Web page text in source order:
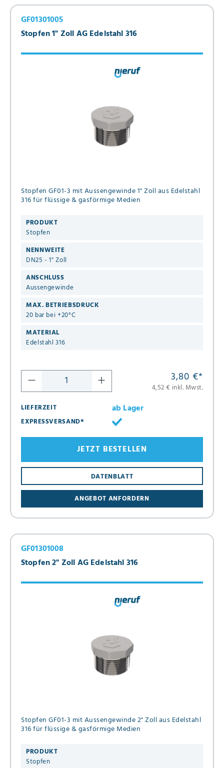
Stopfen 1" Zoll AG Edelstahl 316
GF01301005
Stopfen GF01-3 mit Aussengewinde 1" Zoll aus Edelstahl
316 für flüssige & gasförmige Medien
PRODUKT
Stopfen
NENNWEITE
DN25 - 1" Zoll
ANSCHLUSS
Aussengewinde
MAX. BETRIEBSDRUCK
20 bar bei +20°C
MATERIAL
Edelstahl 316
3,80 €*
4,52 € inkl. Mwst.
LIEFERZEIT
ab Lager
EXPRESSVERSAND*
ANGEBOT ANFORDERN
DATENBLATT
JETZT BESTELLEN
Stopfen 2" Zoll AG Edelstahl 316
GF01301008
Stopfen GF01-3 mit Aussengewinde 2" Zoll aus Edelstahl
316 für flüssige & gasförmige Medien
PRODUKT
Stopfen